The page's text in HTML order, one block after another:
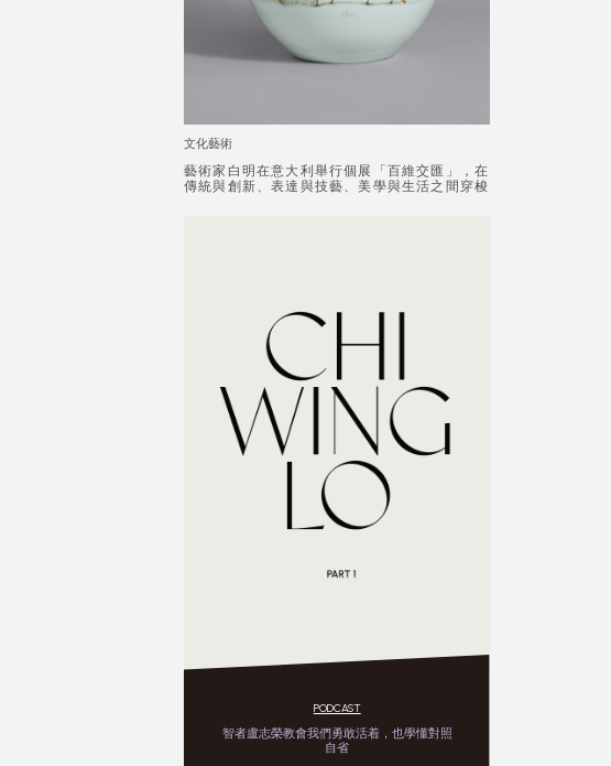
文化藝術
藝術家白明在意大利舉行個展「百維交匯」，在
傳統與創新、表達與技藝、美學與生活之間穿梭
藝術家白明在意大利舉行個展「百維交匯」，在
傳統與創新、表達與技藝、美學與生活之間穿梭
PODCAST
智者盧志榮教會我們勇敢活着，也學懂對照
自省